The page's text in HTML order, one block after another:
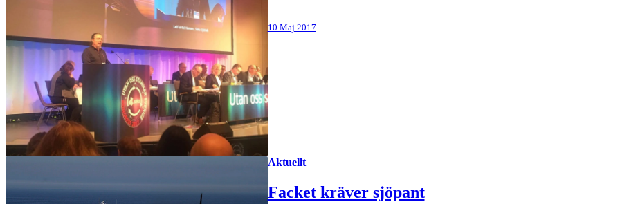
10 Maj 2017
Aktuellt
Facket kräver sjöpant